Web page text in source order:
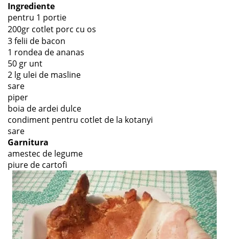
Ingrediente
pentru 1 portie
200gr cotlet porc cu os
3 felii de bacon
1 rondea de ananas
50 gr unt
2 lg ulei de masline
sare
piper
boia de ardei dulce
condiment pentru cotlet de la kotanyi
sare
Garnitura
amestec de legume
piure de cartofi